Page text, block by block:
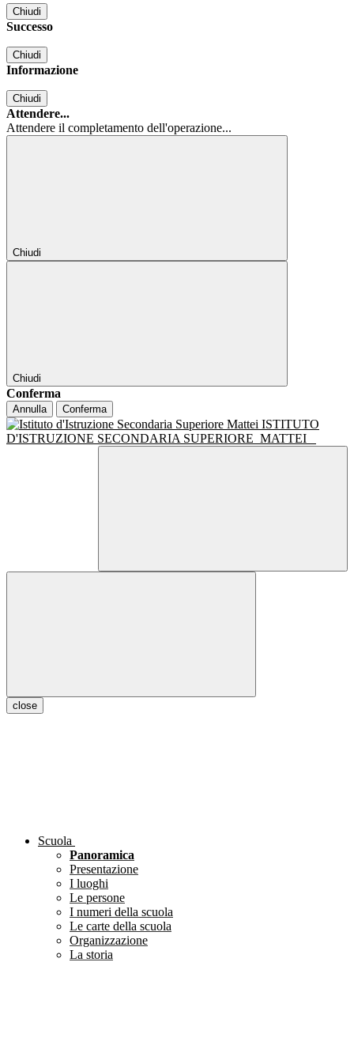
Chiudi
Successo
Chiudi
Informazione
Chiudi
Attendere...
Attendere il completamento dell'operazione...
Chiudi
Chiudi
Conferma
Annulla Conferma
ISTITUTO
D'ISTRUZIONE SECONDARIA SUPERIORE MATTEI
close
Scuola
Panoramica
Presentazione
I luoghi
Le persone
I numeri della scuola
Le carte della scuola
Organizzazione
La storia